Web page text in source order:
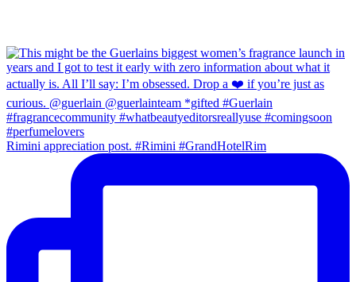
Rimini appreciation post. #Rimini #GrandHotelRim